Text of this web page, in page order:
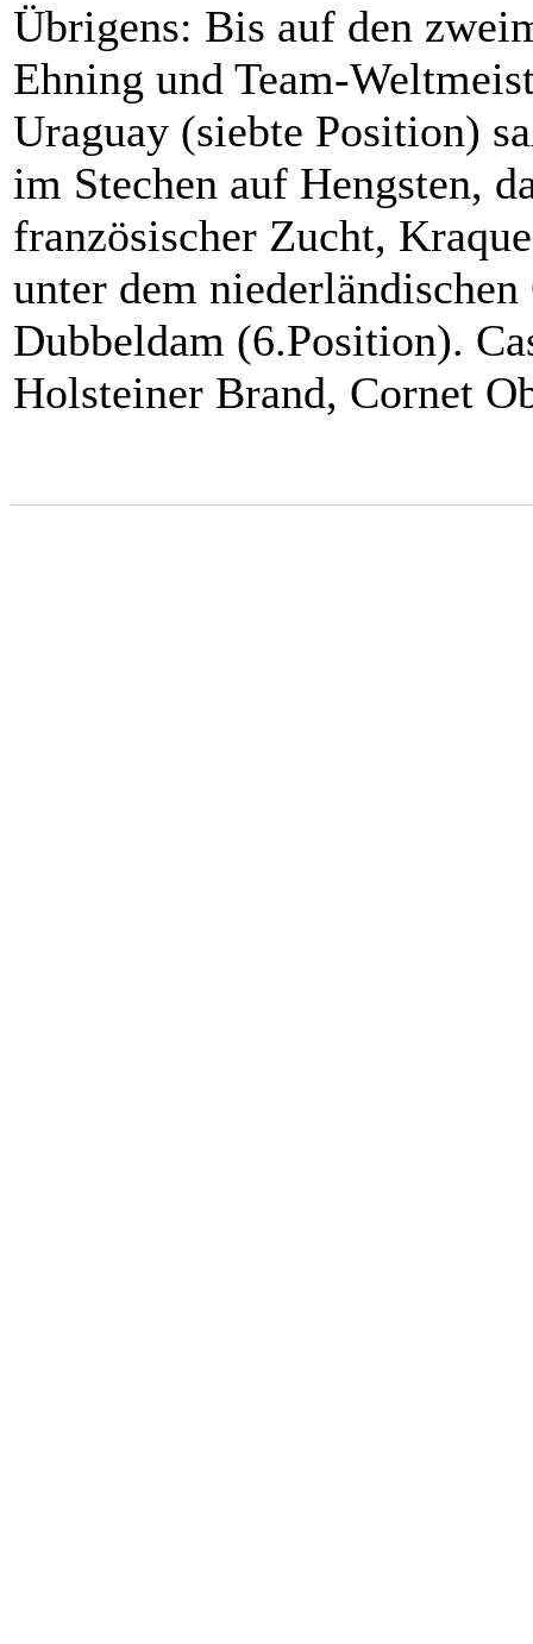
Übrigens: Bis auf den
Ehning und Team-
Uraguay (siebte Position)
im Stechen auf Hengsten,
französischer Zucht,
unter dem
Dubbeldam (6.Position).
Holsteiner Brand, Cornet